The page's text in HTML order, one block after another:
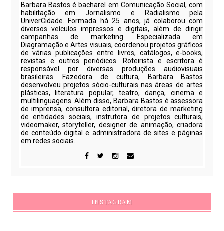
Barbara Bastos é bacharel em Comunicação Social, com
habilitação em Jornalismo e Radialismo pela
UniverCidade. Formada há 25 anos, já colaborou com
diversos veículos impressos e digitais, além de dirigir
campanhas de marketing. Especializada em
Diagramação e Artes visuais, coordenou projetos gráficos
de várias publicações entre livros, catálogos, e-books,
revistas e outros periódicos. Roteirista e escritora é
responsável por diversas produções audiovisuais
brasileiras. Fazedora de cultura, Barbara Bastos
desenvolveu projetos sócio-culturais nas áreas de artes
plásticas, literatura popular, teatro, dança, cinema e
multilinguagens. Além disso, Barbara Bastos é assessora
de imprensa, consultora editorial, diretora de marketing
de entidades sociais, instrutora de projetos culturais,
videomaker, storyteller, designer de animação, criadora
de conteúdo digital e administradora de sites e páginas
em redes sociais.
INSTAGRAM